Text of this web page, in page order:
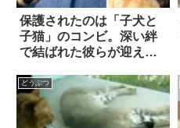
保護されたのは「子犬と
子猫」のコンビ。深い絆
で結ばれた彼らが迎える
どうぶつ